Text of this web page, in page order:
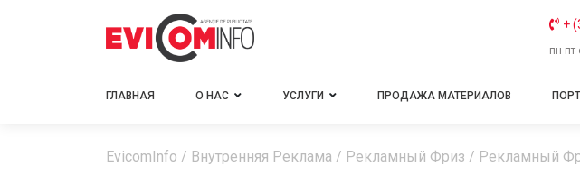
+
пн-пт
ГЛАВНАЯ О НАС УСЛУГИ ПРОДАЖА МАТЕРИАЛОВ
EvicomInfo / Внутренняя Реклама / Рекламный Фриз / Рекламный